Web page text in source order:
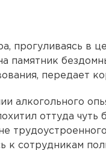
прогуливаясь в
памятник
передает
алкогольного
оттуда чуть
к сотрудникам